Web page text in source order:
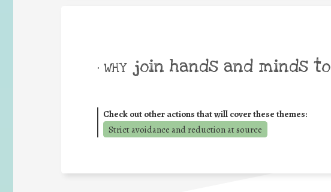
• WHY join hands and minds to
Check out other actions that will cover these themes:
Strict avoidance and reduction at source